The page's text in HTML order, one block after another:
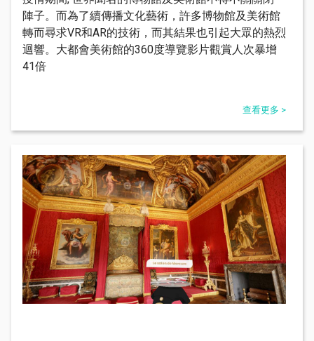
陣子。而為了續傳播文化藝術，許多博物館及美術館
轉而尋求VR和AR的技術，而其結果也引起大眾的熱烈
迴響。大都會美術館的360度導覽影片觀賞人次暴增
41倍
查看更多 >